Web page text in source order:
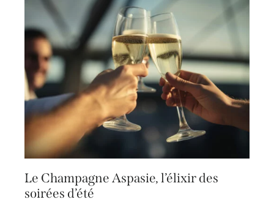
Le Champagne Aspasie, l’élixir des
soirées d’été